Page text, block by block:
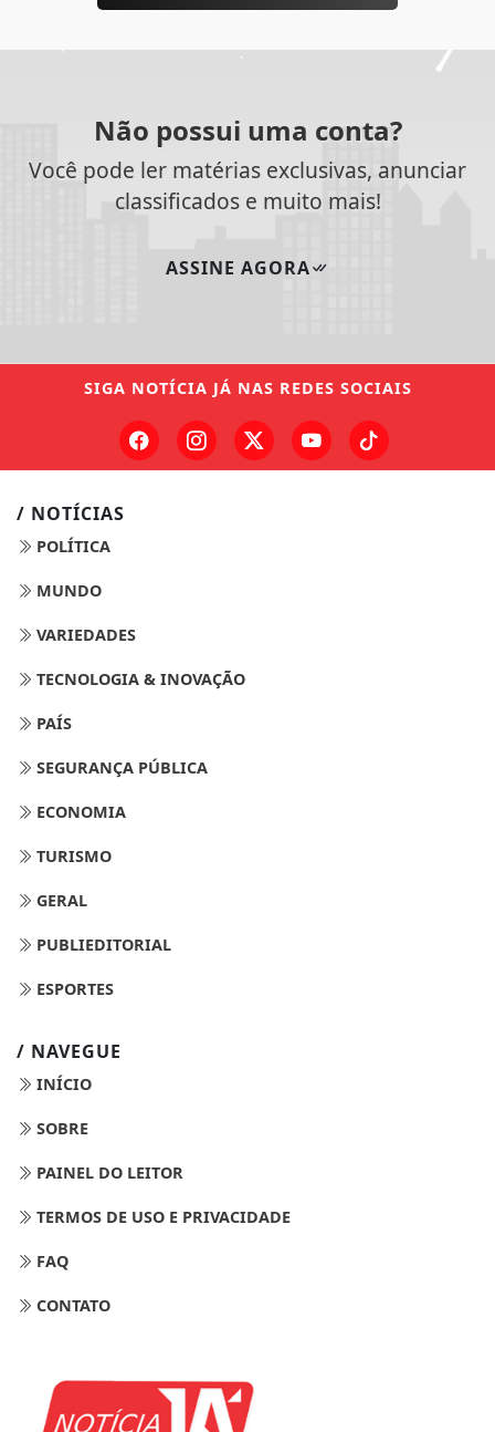
Não possui uma conta?
Você pode ler matérias exclusivas, anunciar
classificados e muito mais!
ASSINE AGORA
SIGA NOTÍCIA JÁ NAS REDES SOCIAIS
/ NOTÍCIAS
POLÍTICA
MUNDO
VARIEDADES
TECNOLOGIA & INOVAÇÃO
PAÍS
SEGURANÇA PÚBLICA
ECONOMIA
TURISMO
GERAL
PUBLIEDITORIAL
ESPORTES
/ NAVEGUE
INÍCIO
SOBRE
PAINEL DO LEITOR
TERMOS DE USO E PRIVACIDADE
FAQ
CONTATO